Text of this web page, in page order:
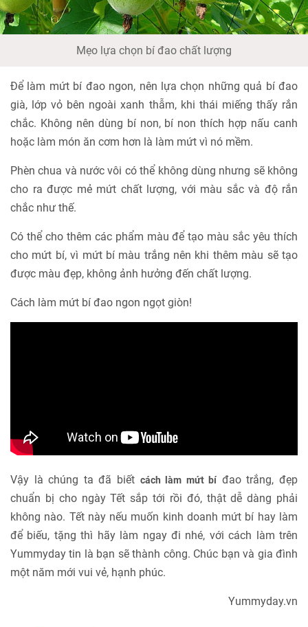
Mẹo lựa chọn bí đao chất lượng
Để làm mứt bí đao ngon, nên lựa chọn những quả bí đao
già, lớp vỏ bên ngoài xanh thẫm, khi thái miếng thấy rắn
chắc. Không nên dùng bí non, bí non thích hợp nấu canh
hoặc làm món ăn cơm hơn là làm mứt vì nó mềm.
Phèn chua và nước vôi có thể không dùng nhưng sẽ không
cho ra được mẻ mứt chất lượng, với màu sắc và độ rắn
chắc như thế.
Có thể cho thêm các phẩm màu để tạo màu sắc yêu thích
cho mứt bí, vì mứt bí màu trắng nên khi thêm màu sẽ tạo
được màu đẹp, không ảnh hưởng đến chất lượng.
Cách làm mứt bí đao ngon ngọt giòn!
Vậy là chúng ta đã biết cách làm mứt bí đao trắng, đẹp
chuẩn bị cho ngày Tết sắp tới rồi đó, thật dễ dàng phải
không nào. Tết này nếu muốn kinh doanh mứt bí hay làm
để biếu, tặng thì hãy làm ngay đi nhé, với cách làm trên
Yummyday tin là bạn sẽ thành công. Chúc bạn và gia đình
một năm mới vui vẻ, hạnh phúc.
Yummyday.vn